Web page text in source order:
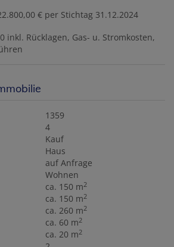
€ per Stichtag 31.12.2024
inkl. Rücklagen, Gas- u. Stromkosten,
1359
4
Kauf
Haus
auf Anfrage
Wohnen
ca. 150 m2
ca. 150 m2
ca. 260 m2
ca. 60 m2
ca. 20 m2